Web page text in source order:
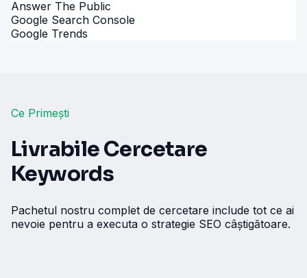
Answer The Public
Google Search Console
Google Trends
Ce Primești
Livrabile Cercetare
Keywords
Pachetul nostru complet de cercetare include tot ce ai
nevoie pentru a executa o strategie SEO câștigătoare.